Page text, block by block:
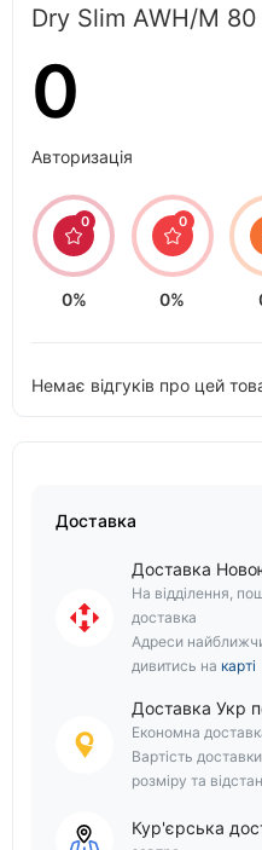
Dry Slim AWH/M 80
0
Авторизація
0
0%
0
0%
Немає відгуків про цей
Доставка
Доставка
На відділення,
доставка
Адреси
дивитись на карті
Доставка Укр
Економна
Вартість
розміру та
Кур'єрська